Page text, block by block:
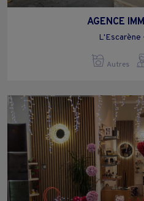
AGENCE
Autres